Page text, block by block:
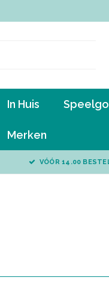
In Huis
Merken
VÓÓR 14.00